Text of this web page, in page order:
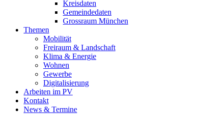
Kreisdaten
Gemeindedaten
Grossraum München
Themen
Mobilität
Freiraum & Landschaft
Klima & Energie
Wohnen
Gewerbe
Digitalisierung
Arbeiten im PV
Kontakt
News & Termine